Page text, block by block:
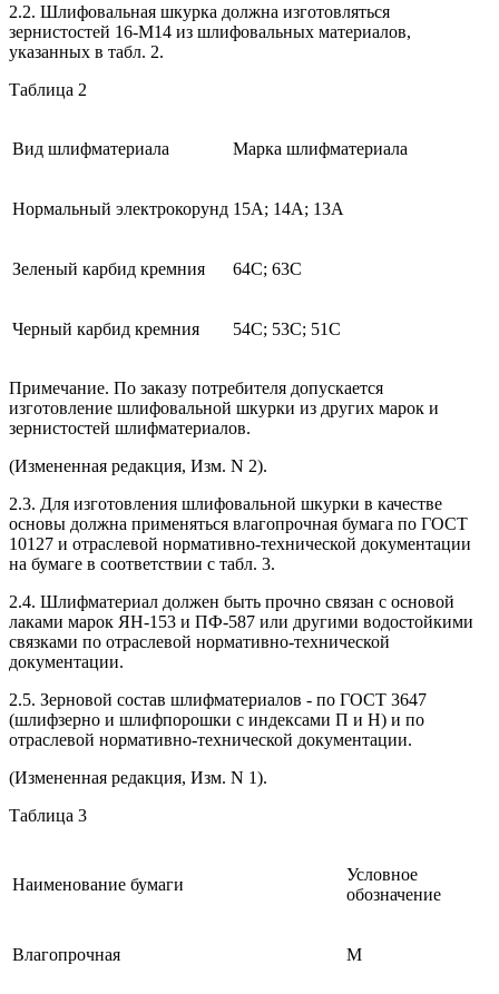
2.2. Шлифовальная шкурка должна изготовляться
зернистостей 16-M14 из шлифовальных материалов,
указанных в табл. 2.
Таблица 2
Вид шлифматериала Марка шлифматериала
Нормальный электрокорунд 15A; 14A; 13A
Зеленый карбид кремния 64С; 63С
Черный карбид кремния 54С; 53С; 51С
Примечание. По заказу потребителя допускается
изготовление шлифовальной шкурки из других марок и
зернистостей шлифматериалов.
(Измененная редакция, Изм. N 2).
2.3. Для изготовления шлифовальной шкурки в качестве
основы должна применяться влагопрочная бумага по ГОСТ
10127 и отраслевой нормативно-технической документации
на бумаге в соответствии с табл. 3.
2.4. Шлифматериал должен быть прочно связан с основой
лаками марок ЯН-153 и ПФ-587 или другими водостойкими
связками по отраслевой нормативно-технической
документации.
2.5. Зерновой состав шлифматериалов - по ГОСТ 3647
(шлифзерно и шлифпорошки с индексами П и Н) и по
отраслевой нормативно-технической документации.
(Измененная редакция, Изм. N 1).
Таблица 3
Наименование бумаги
Условное
обозначение
Влагопрочная М